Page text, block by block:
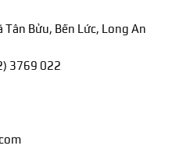
Tân Bửu, Bến Lức, Long An
3769 022